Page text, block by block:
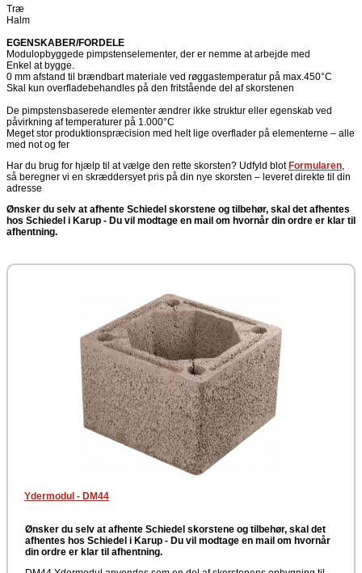
Træ
Halm
EGENSKABER/FORDELE
Modulopbyggede pimpstenselementer, der er nemme at arbejde med
Enkel at bygge.
0 mm afstand til brændbart materiale ved røggastemperatur på max.450°C
Skal kun overfladebehandles på den fritstående del af skorstenen
De pimpstensbaserede elementer ændrer ikke struktur eller egenskab ved
påvirkning af temperaturer på 1.000°C
Meget stor produktionspræcision med helt lige overflader på elementerne – alle
med not og fer
Har du brug for hjælp til at vælge den rette skorsten? Udfyld blot Formularen,
så beregner vi en skræddersyet pris på din nye skorsten – leveret direkte til din
adresse
Ønsker du selv at afhente Schiedel skorstene og tilbehør, skal det afhentes
hos Schiedel i Karup - Du vil modtage en mail om hvornår din ordre er klar til
afhentning.
Ydermodul - DM44
Ønsker du selv at afhente Schiedel skorstene og tilbehør, skal det
afhentes hos Schiedel i Karup - Du vil modtage en mail om hvornår
din ordre er klar til afhentning.